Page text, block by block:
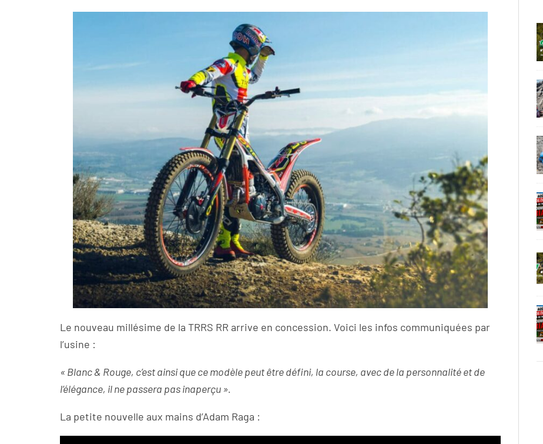
Le nouveau millésime de la TRRS RR arrive en concession. Voici les infos communiquées par
l’usine :
« Blanc & Rouge, c’est ainsi que ce modèle peut être défini, la course, avec de la personnalité et de
l’élégance, il ne passera pas inaperçu ».
La petite nouvelle aux mains d’Adam Raga :